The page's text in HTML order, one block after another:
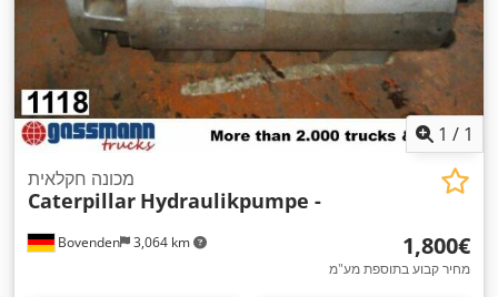
1 / 1
Bovenden 3,064 km
מכונה חקלאית
Caterpillar Hydraulikpumpe -
‏1,800 ‏€
מחיר קבוע בתוספת מע"מ